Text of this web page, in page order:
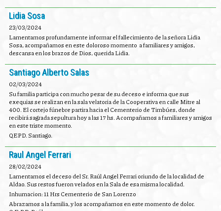
Lidia Sosa
23/03/2024
Lamentamos profundamente informar el fallecimiento de la señora Lidia
Sosa, acompañamos en este doloroso momento a familiares y amigos,
descansa en los brazos de Dios, querida Lidia.
Santiago Alberto Salas
02/03/2024
Su familia participa con mucho pesar de su deceso e informa que sus
exequias se realizan en la sala velatoria de la Cooperativa en calle Mitre al
400. El cortejo fúnebre partira hacia el Cementerio de Timbúes, donde
recibirá sagrada sepultura hoy a las 17 hs. Acompañamos a familiares y amigos
en este triste momento.
QEPD. Santiago.
Raul Angel Ferrari
28/02/2024
Lamentamos el deceso del Sr. Raúl Angel Ferrari oriundo de la localidad de
Aldao. Sus restos fueron velados en la Sala de esa misma localidad.
Inhumacion: 11 Hrs Cementerio de San Lorenzo
Abrazamos a la familia, y los acompañamos en este momento de dolor.